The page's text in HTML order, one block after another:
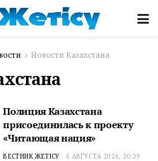
Новости Казахстана
Полиция Казахстана
присоединилась к проекту
«Читающая нация»
ВЕСТНИК ЖЕТІСУ 6 АВГУСТА 2026, 20:39